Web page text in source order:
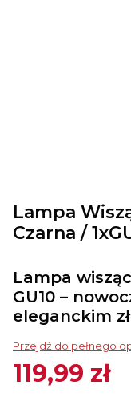
Lampa
Czarna /
Lampa
GU10 –
eleganckim
Przejdź do pełnego
Cena
119,99 zł